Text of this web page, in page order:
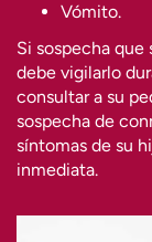
Vómito.
Si sospecha
debe vigilarlo
consultar a su
sospecha de
síntomas de su
inmediata.